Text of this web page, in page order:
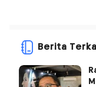
Berita